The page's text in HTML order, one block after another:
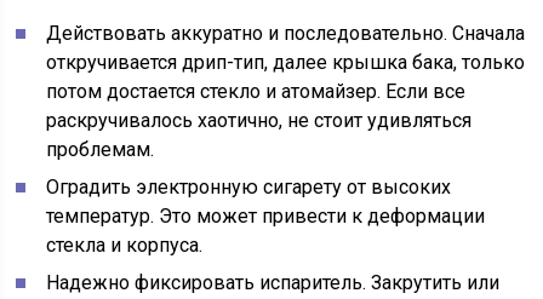
Действовать аккуратно и последовательно. Сначала
откручивается дрип-тип, далее крышка бака, только
потом достается стекло и атомайзер. Если все
раскручивалось хаотично, не стоит удивляться
проблемам.
Оградить электронную сигарету от высоких
температур. Это может привести к деформации
стекла и корпуса.
Надежно фиксировать испаритель. Закрутить или